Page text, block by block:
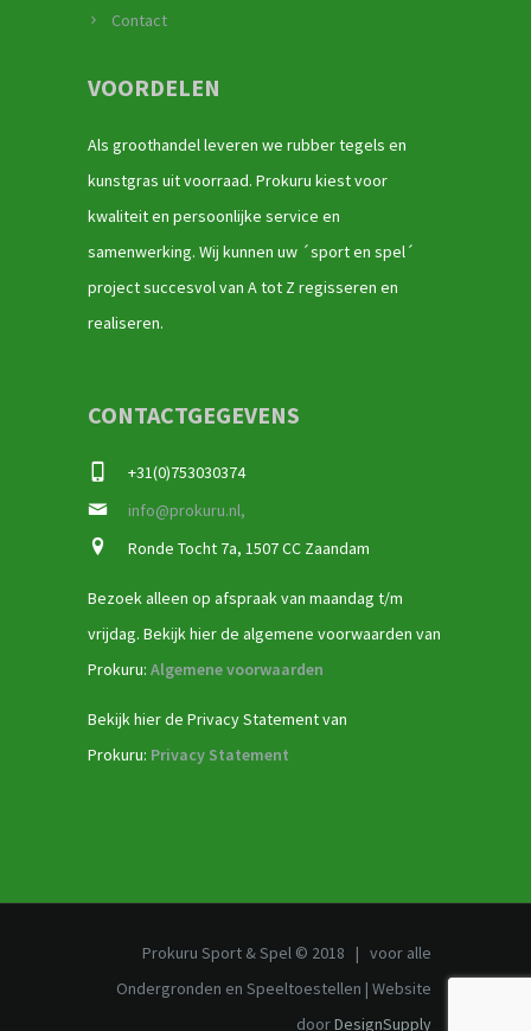
Contact
VOORDELEN
Als groothandel leveren we rubber tegels en
kunstgras uit voorraad. Prokuru kiest voor
kwaliteit en persoonlijke service en
samenwerking. Wij kunnen uw ´sport en spel´
project succesvol van A tot Z regisseren en
realiseren.
CONTACTGEGEVENS
+31(0)753030374
info@prokuru.nl,
Ronde Tocht 7a, 1507 CC Zaandam
Bezoek alleen op afspraak van maandag t/m
vrijdag. Bekijk hier de algemene voorwaarden van
Prokuru: Algemene voorwaarden
Bekijk hier de Privacy Statement van
Prokuru: Privacy Statement
Prokuru Sport & Spel © 2018 | voor alle
Ondergronden en Speeltoestellen | Website
doorDesignSupply